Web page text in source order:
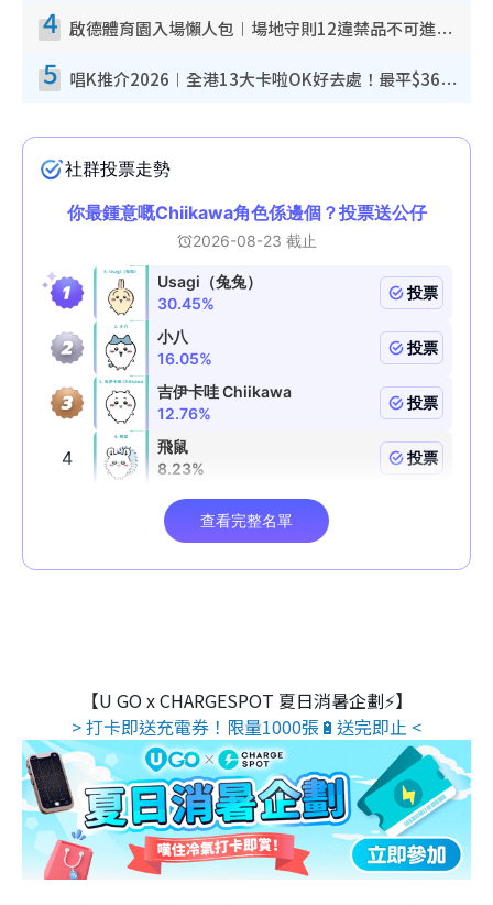
4 啟德體育園入場懶人包︱場地守則12違禁品不可進場准帶細水樽但全場禁樽蓋！應援牌有限制！
5 唱K推介2026︱全港13大卡啦OK好去處！最平$36起 日文K都有！(附地址+收費詳情)
【U GO x CHARGESPOT 夏日消暑企劃⚡】
> 打卡即送充電券！限量1000張🔋送完即止 <